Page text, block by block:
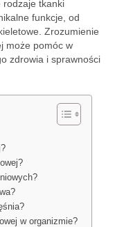
rodzaje tkanki
funkcje, od
Zrozumienie
może pomóc w
zdrowia i sprawności
w organizmie?